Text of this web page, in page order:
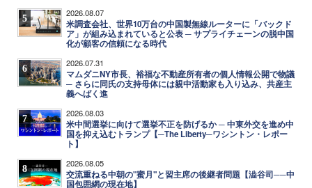
5 2026.08.07
米調査会社、世界10万台の中国製無線ルーターに「バックド
ア」が組み込まれていると公表 ─ サプライチェーンの脱中国
化が顧客の信頼になる時代
6 2026.07.31
マムダニNY市長、裕福な不動産所有者の個人情報公開で物議
─ さらに同氏の支持母体には親中活動家も入り込み、共産主
義へばく進
7 2026.08.03
米中間選挙に向けて選挙不正を防げるか ─ 中東外交を進め中
国を抑え込むトランプ【─The Liberty─ワシントン・レポー
ト】
8 2026.08.05
交流重ねる中朝の"蜜月"と習主席の後継者問題【澁谷司──中
国包囲網の現在地】